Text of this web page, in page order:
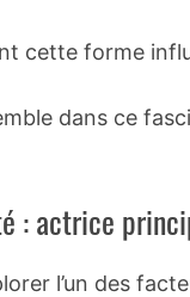
cette forme
dans ce
: actrice
l’un des